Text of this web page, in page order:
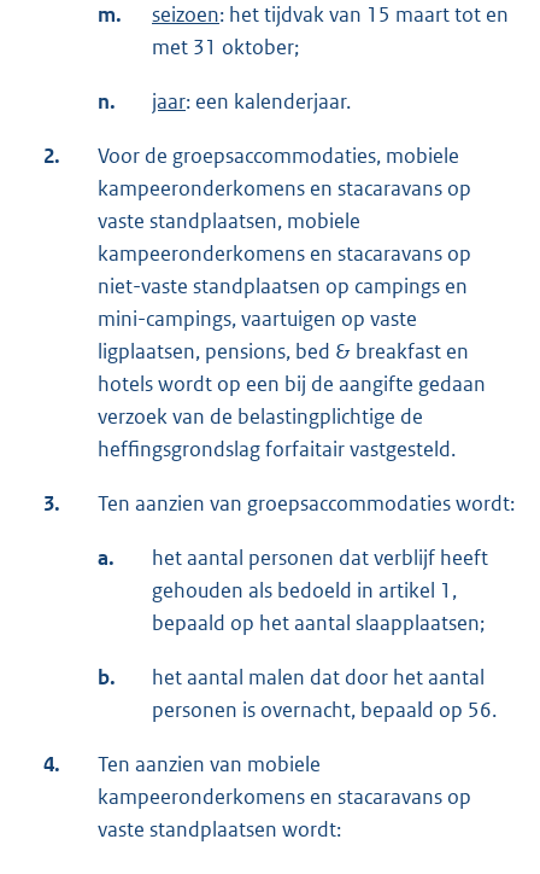
m. seizoen: het tijdvak van 15 maart tot en
met 31 oktober;
n. jaar: een kalenderjaar.
2.
Voor de groepsaccommodaties, mobiele
kampeeronderkomens en stacaravans op
vaste standplaatsen, mobiele
kampeeronderkomens en stacaravans op
niet-vaste standplaatsen op campings en
mini-campings, vaartuigen op vaste
ligplaatsen, pensions, bed & breakfast en
hotels wordt op een bij de aangifte gedaan
verzoek van de belastingplichtige de
heffingsgrondslag forfaitair vastgesteld.
3. Ten aanzien van groepsaccommodaties wordt:
a.
het aantal personen dat verblijf heeft
gehouden als bedoeld in artikel 1,
bepaald op het aantal slaapplaatsen;
b.
het aantal malen dat door het aantal
personen is overnacht, bepaald op 56.
4.
Ten aanzien van mobiele
kampeeronderkomens en stacaravans op
vaste standplaatsen wordt: